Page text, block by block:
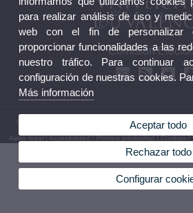
Comisión
© 2026 UV. - Avinguda Blasco Ibáñez, 13. 46010
Aviso legal|Accesibilidad|Política privacidad|Cookies|
para realizar análisis de uso y
web con el fin de personalizar
proporcionar funcionalidades a las
nuestro tráfico. Para continuar
configuración de nuestras cookies.
Más información
Aceptar todo
Rechazar todo
Configurar